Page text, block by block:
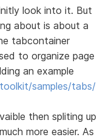
look into it. But
about is about a
tabcontainer
to organize page
an example
samples/tabs/
then spliting up
more easier. As